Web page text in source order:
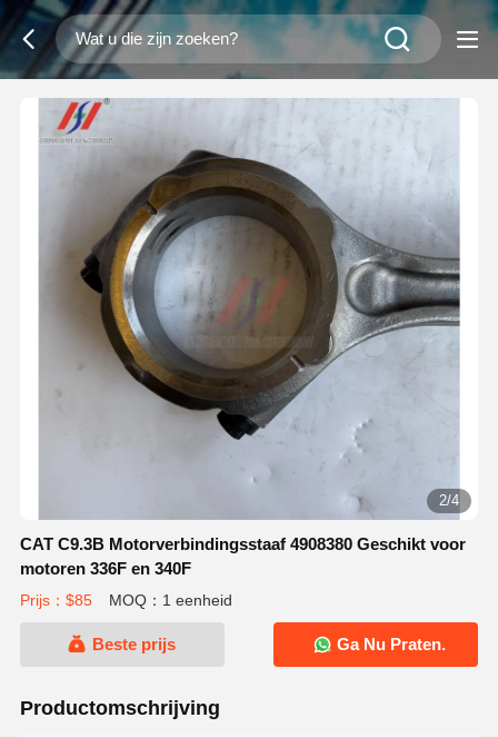
2/4
CAT C9.3B Motorverbindingsstaaf 4908380 Geschikt voor
motoren 336F en 340F
Prijs：$85 MOQ：1 eenheid
Beste prijs Ga Nu Praten.
Productomschrijving